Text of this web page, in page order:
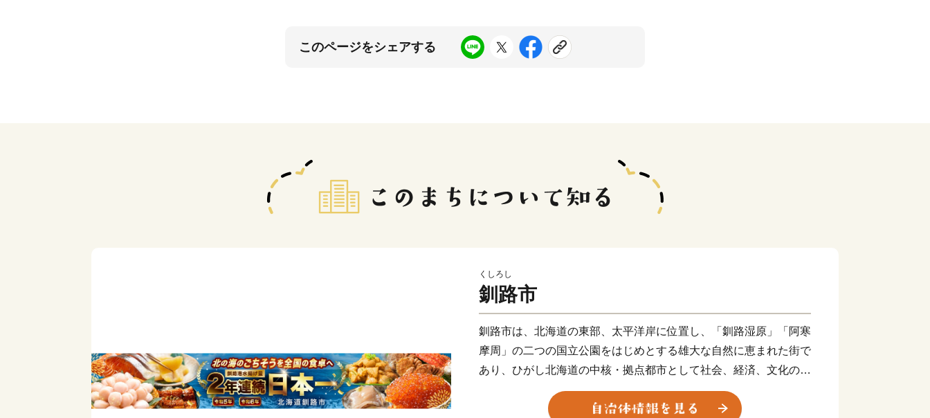
このページをシェアする
くしろし
釧路市
釧路市は、北海道の東部、太平洋岸に位置し、「釧路湿原」「阿寒
摩周」の二つの国立公園をはじめとする雄大な自然に恵まれた街で
あり、ひがし北海道の中核・拠点都市として社会、経済、文化の中
心的な機能を担っています。